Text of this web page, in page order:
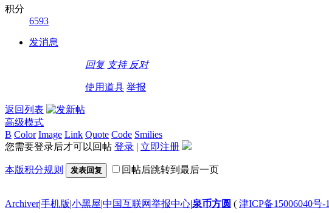
积分
6593
发消息
回复 支持 反对
使用道具 举报
返回列表
高级模式
B Color Image Link Quote Code Smilies
您需要登录后才可以回帖 登录 | 立即注册
本版积分规则 发表回复 回帖后跳转到最后一页
Archiver|手机版|小黑屋|中国互联网举报中心|泉币方圆 ( 津ICP备15006040号-1